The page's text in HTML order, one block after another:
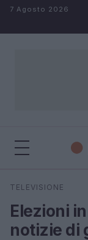
Salta al contenuto
7 Agosto 2026
Cerca
TELEVISIONE
Elezioni
notizie di